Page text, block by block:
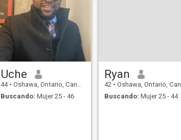
Uche
44 • Oshawa, Ontario, Canadá
Buscando: Mujer 25 - 46
Ryan
42 • Oshawa, Ontario, Canadá
Buscando: Mujer 25 - 44